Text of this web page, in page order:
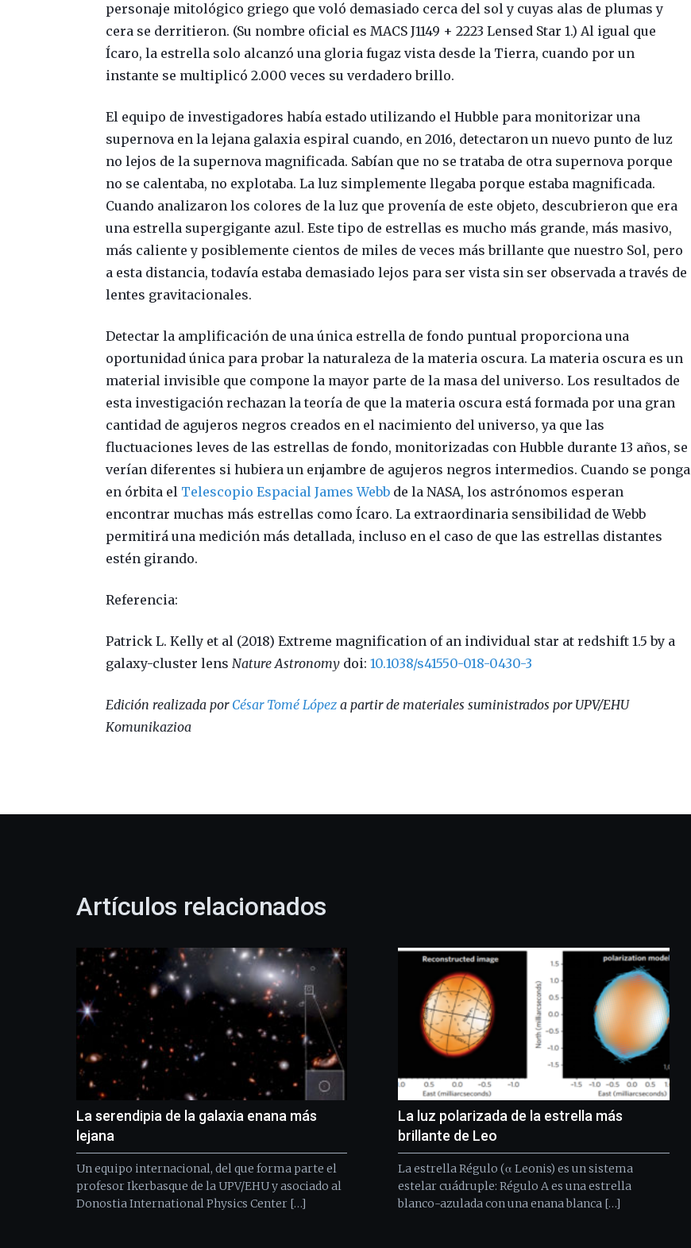
personaje mitológico griego que voló demasiado cerca del sol y cuyas alas de plumas y
cera se derritieron. (Su nombre oficial es MACS J1149 + 2223 Lensed Star 1.) Al igual que
Ícaro, la estrella solo alcanzó una gloria fugaz vista desde la Tierra, cuando por un
instante se multiplicó 2.000 veces su verdadero brillo.
El equipo de investigadores había estado utilizando el Hubble para monitorizar una
supernova en la lejana galaxia espiral cuando, en 2016, detectaron un nuevo punto de luz
no lejos de la supernova magnificada. Sabían que no se trataba de otra supernova porque
no se calentaba, no explotaba. La luz simplemente llegaba porque estaba magnificada.
Cuando analizaron los colores de la luz que provenía de este objeto, descubrieron que era
una estrella supergigante azul. Este tipo de estrellas es mucho más grande, más masivo,
más caliente y posiblemente cientos de miles de veces más brillante que nuestro Sol, pero
a esta distancia, todavía estaba demasiado lejos para ser vista sin ser observada a través de
lentes gravitacionales.
Detectar la amplificación de una única estrella de fondo puntual proporciona una
oportunidad única para probar la naturaleza de la materia oscura. La materia oscura es un
material invisible que compone la mayor parte de la masa del universo. Los resultados de
esta investigación rechazan la teoría de que la materia oscura está formada por una gran
cantidad de agujeros negros creados en el nacimiento del universo, ya que las
fluctuaciones leves de las estrellas de fondo, monitorizadas con Hubble durante 13 años, se
verían diferentes si hubiera un enjambre de agujeros negros intermedios. Cuando se ponga
en órbita el Telescopio Espacial James Webb de la NASA, los astrónomos esperan
encontrar muchas más estrellas como Ícaro. La extraordinaria sensibilidad de Webb
permitirá una medición más detallada, incluso en el caso de que las estrellas distantes
estén girando.
Referencia:
Patrick L. Kelly et al (2018) Extreme magnification of an individual star at redshift 1.5 by a
galaxy-cluster lensNature Astronomy doi:10.1038/s41550-018-0430-3
Edición realizada por César Tomé López a partir de materiales suministrados por UPV/EHU
Komunikazioa
Artículos relacionados
La serendipia de la galaxia enana más
lejana
Un equipo internacional, del que forma parte el
profesor Ikerbasque de la UPV/EHU y asociado al
Donostia International Physics Center […]
La luz polarizada de la estrella más
brillante de Leo
La estrella Régulo (α Leonis) es un sistema
estelar cuádruple: Régulo A es una estrella
blanco-azulada con una enana blanca […]